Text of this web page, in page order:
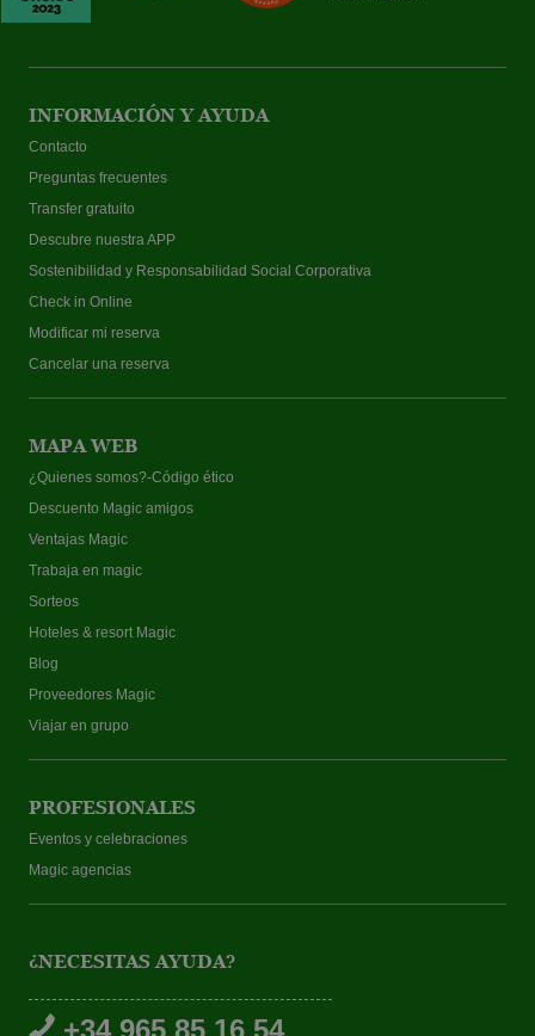
INFORMACIÓN Y AYUDA
Contacto
Preguntas frecuentes
Transfer gratuito
Descubre nuestra APP
Sostenibilidad y Responsabilidad Social Corporativa
Check in Online
Modificar mi reserva
Cancelar una reserva
MAPA WEB
¿Quienes somos?-Código ético
Descuento Magic amigos
Ventajas Magic
Trabaja en magic
Sorteos
Hoteles & resort Magic
Blog
Proveedores Magic
Viajar en grupo
PROFESIONALES
Eventos y celebraciones
Magic agencias
¿NECESITAS AYUDA?
+34 965 85 16 54